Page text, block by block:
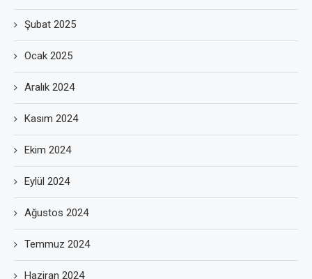
Şubat 2025
Ocak 2025
Aralık 2024
Kasım 2024
Ekim 2024
Eylül 2024
Ağustos 2024
Temmuz 2024
Haziran 2024